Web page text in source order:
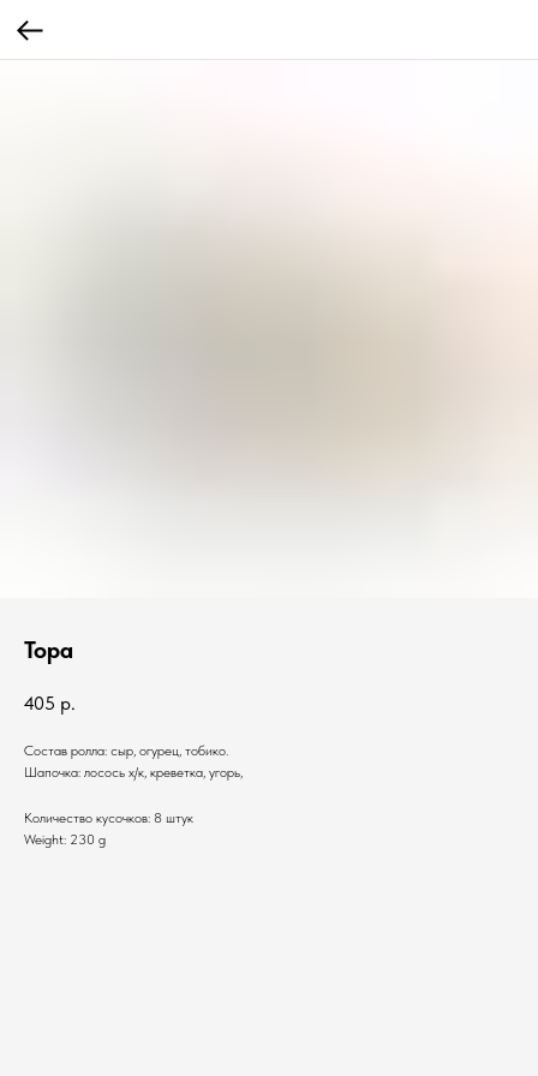
Тора
405 р.
Состав ролла: сыр, огурец, тобико.
Шапочка: лосось х/к, креветка, угорь,
Количество кусочков: 8 штук
Weight: 230 g